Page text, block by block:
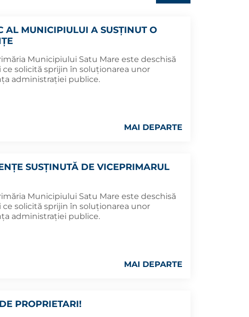
AL MUNICIPIULUI A SUSȚINUT O
Municipiului Satu Mare este deschisă
ce solicită sprijin în soluționarea unor
administrației publice.
MAI DEPARTE
SUSȚINUTĂ DE VICEPRIMARUL
Municipiului Satu Mare este deschisă
ce solicită sprijin în soluționarea unor
administrației publice.
MAI DEPARTE
PROPRIETARI!